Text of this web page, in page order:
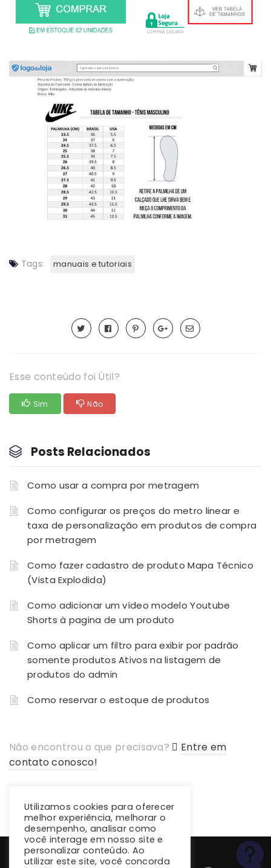
Tags: manuais e tutoriais
Esse conteúdo foi Útil?
Sim Não
Posts Relacionados
Como usar a compra por metragem
Como configurar os preços do metro linear e
taxa de personalização em produtos de compra
por metragem
Como fazer cadastro de produto Mapa Técnico
(Vista Explodida)
Como adicionar um vídeo modelo Youtube
Shorts à pagina de um produto
Como aplicar um filtro para exibir por padrão
somente produtos Ativos na listagem de
produtos do admin
Como reservar o estoque de produtos
Não encontrou o que precisava?
Entre em
contato conosco!
Utilizamos cookies para oferecer
melhor experiência, melhorar o
desempenho, analisar como
você interage em nosso site e
personalizar conteúdo. Ao
utilizar este site, você concorda